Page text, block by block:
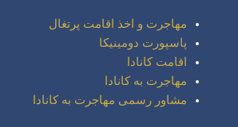
مهاجرت و اخذ اقامت پرتغال
پاسپورت دومینیکا
اقامت کانادا
مهاجرت به کانادا
مشاور رسمی مهاجرت به کانادا